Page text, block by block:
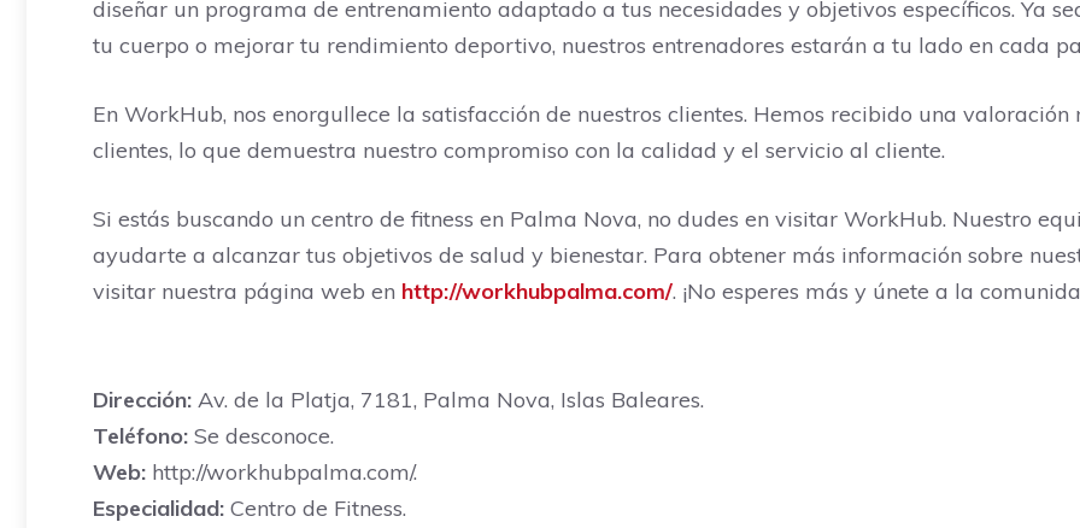
diseñar un programa de entrenamiento adaptado a tus necesidades y objetivos específicos. Ya
tu cuerpo o mejorar tu rendimiento deportivo, nuestros entrenadores estarán a tu lado en cada
En WorkHub, nos enorgullece la satisfacción de nuestros clientes. Hemos recibido una
clientes, lo que demuestra nuestro compromiso con la calidad y el servicio al cliente.
Si estás buscando un centro de fitness en Palma Nova, no dudes en visitar WorkHub. Nuestro
ayudarte a alcanzar tus objetivos de salud y bienestar. Para obtener más información sobre
visitar nuestra página web en http://workhubpalma.com/. ¡No esperes más y únete a la
Dirección: Av. de la Platja, 7181, Palma Nova, Islas Baleares.
Teléfono: Se desconoce.
Web: http://workhubpalma.com/.
Especialidad: Centro de Fitness.